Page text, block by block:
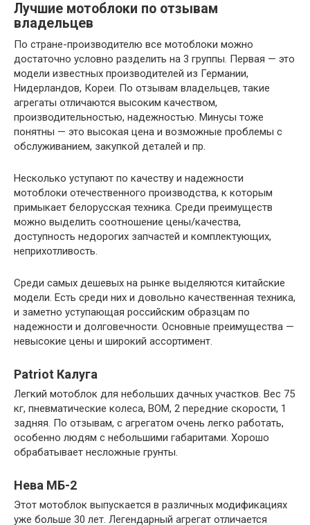
Лучшие мотоблоки по отзывам
владельцев
По стране-производителю все мотоблоки можно
достаточно условно разделить на 3 группы. Первая — это
модели известных производителей из Германии,
Нидерландов, Кореи. По отзывам владельцев, такие
агрегаты отличаются высоким качеством,
производительностью, надежностью. Минусы тоже
понятны — это высокая цена и возможные проблемы с
обслуживанием, закупкой деталей и пр.
Несколько уступают по качеству и надежности
мотоблоки отечественного производства, к которым
примыкает белорусская техника. Среди преимуществ
можно выделить соотношение цены/качества,
доступность недорогих запчастей и комплектующих,
неприхотливость.
Среди самых дешевых на рынке выделяются китайские
модели. Есть среди них и довольно качественная техника,
и заметно уступающая российским образцам по
надежности и долговечности. Основные преимущества —
невысокие цены и широкий ассортимент.
Patriot Калуга
Легкий мотоблок для небольших дачных участков. Вес 75
кг, пневматические колеса, ВОМ, 2 передние скорости, 1
задняя. По отзывам, с агрегатом очень легко работать,
особенно людям с небольшими габаритами. Хорошо
обрабатывает несложные грунты.
Нева МБ-2
Этот мотоблок выпускается в различных модификациях
уже больше 30 лет. Легендарный агрегат отличается